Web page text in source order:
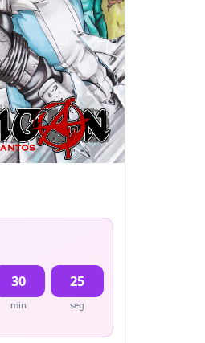
30
min
25
seg